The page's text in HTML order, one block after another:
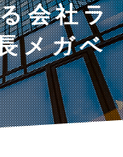
会社ラ
メガベ